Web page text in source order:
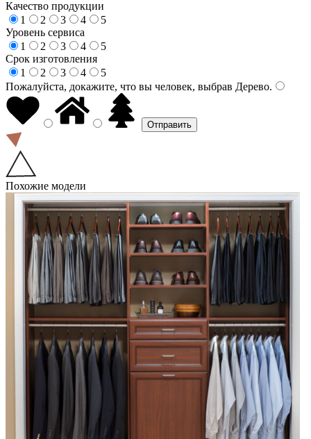
Качество продукции
1
2 3 4
5
Уровень сервиса
1
2 3 4
5
Срок изготовления
1
2 3 4
5
Пожалуйста, докажите, что вы человек, выбрав Дерево.
Похожие модели